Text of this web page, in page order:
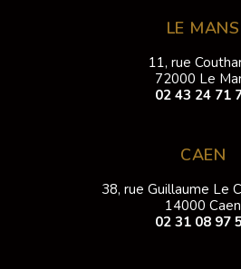
LE MANS
11, rue
72000 Le
02 43 24 71
CAEN
38, rue Guillaume Le
14000 Caen
02 31 08 97